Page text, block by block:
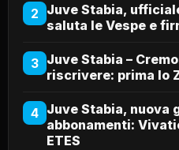
2 Juve Stabia,
saluta le Vespe e
3 Juve Stabia –
riscrivere: prima lo
4 Juve Stabia, nuova
abbonamenti:
ETES